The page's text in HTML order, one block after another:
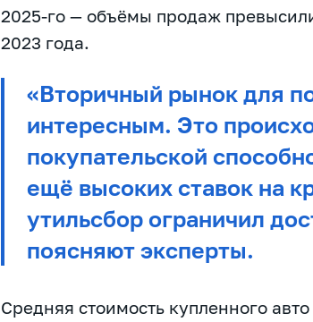
2025-го — объёмы продаж
2023 года.
«Вторичный рынок для
интересным. Это
покупательской
ещё высоких ставок на
утильсбор ограничил
поясняют эксперты.
Средняя стоимость купленного